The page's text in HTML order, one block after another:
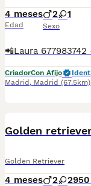
4 meses
Edad
2 1
Sexo
CriadorCon Afijo
Madrid , Madrid (67.5km)
Golden
Golden Retriever
4 meses 2 2